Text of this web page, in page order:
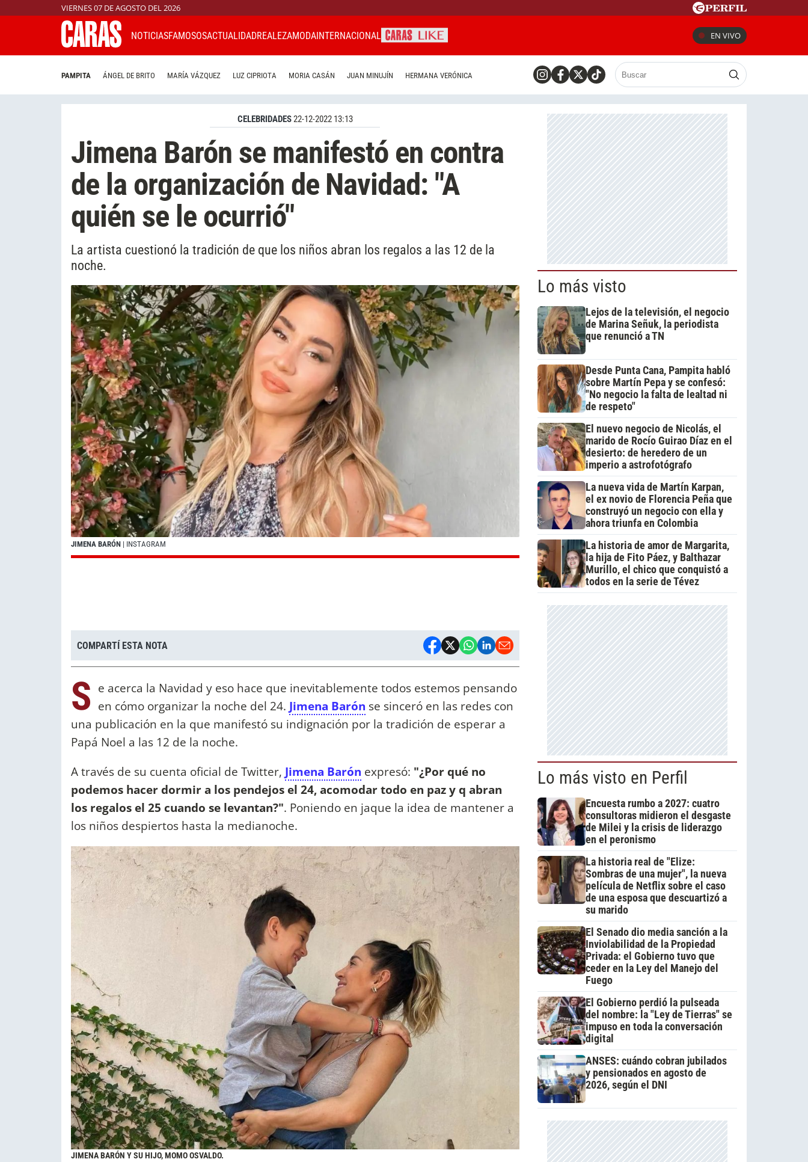
VIERNES 07 DE AGOSTO DEL 2026
NOTICIASFAMOSOSACTUALIDADREALEZAMODAINTERNACIONAL EN VIVO
PAMPITA ÁNGEL DE BRITO MARÍA VÁZQUEZ LUZ CIPRIOTA MORIA CASÁN JUAN MINUJÍN HERMANA VERÓNICA
CELEBRIDADES22-12-2022 13:13
Jimena Barón se manifestó en contra
de la organización de Navidad: "A
quién se le ocurrió"
La artista cuestionó la tradición de que los niños abran los regalos a las 12 de la
noche.
JIMENA BARÓN | INSTAGRAM
COMPARTÍ ESTA NOTA
S e acerca la Navidad y eso hace que inevitablemente todos estemos pensando
en cómo organizar la noche del 24. Jimena Barón se sinceró en las redes con
una publicación en la que manifestó su indignación por la tradición de esperar a
Papá Noel a las 12 de la noche.
A través de su cuenta oficial de Twitter, Jimena Barón expresó: "¿Por qué no
podemos hacer dormir a los pendejos el 24, acomodar todo en paz y q abran
los regalos el 25 cuando se levantan?". Poniendo en jaque la idea de mantener a
los niños despiertos hasta la medianoche.
JIMENA BARÓN Y SU HIJO, MOMO OSVALDO.
Lo más visto
Lejos de la televisión, el negocio
de Marina Señuk, la periodista
que renunció a TN
Desde Punta Cana, Pampita habló
sobre Martín Pepa y se confesó:
"No negocio la falta de lealtad ni
de respeto"
El nuevo negocio de Nicolás, el
marido de Rocío Guirao Díaz en el
desierto: de heredero de un
imperio a astrofotógrafo
La nueva vida de Martín Karpan,
el ex novio de Florencia Peña que
construyó un negocio con ella y
ahora triunfa en Colombia
La historia de amor de Margarita,
la hija de Fito Páez, y Balthazar
Murillo, el chico que conquistó a
todos en la serie de Tévez
Lo más visto en Perfil
Encuesta rumbo a 2027: cuatro
consultoras midieron el desgaste
de Milei y la crisis de liderazgo
en el peronismo
La historia real de "Elize:
Sombras de una mujer", la nueva
película de Netflix sobre el caso
de una esposa que descuartizó a
su marido
El Senado dio media sanción a la
Inviolabilidad de la Propiedad
Privada: el Gobierno tuvo que
ceder en la Ley del Manejo del
Fuego
El Gobierno perdió la pulseada
del nombre: la "Ley de Tierras" se
impuso en toda la conversación
digital
ANSES: cuándo cobran jubilados
y pensionados en agosto de
2026, según el DNI